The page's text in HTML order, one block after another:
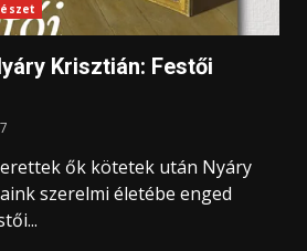
Krisztián: Festői
ők kötetek után Nyáry
szerelmi életébe enged